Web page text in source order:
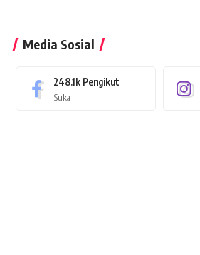
Media Sosial
248.1k Pengikut
Suka